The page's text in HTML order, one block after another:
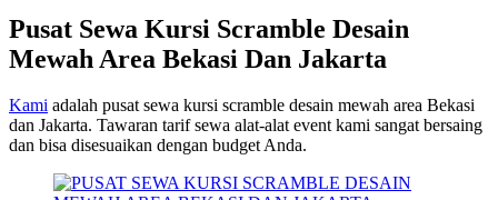
Pusat Sewa Kursi Scramble Desain
Mewah Area Bekasi Dan Jakarta
Kami adalah pusat sewa kursi scramble desain mewah area Bekasi
dan Jakarta. Tawaran tarif sewa alat-alat event kami sangat bersaing
dan bisa disesuaikan dengan budget Anda.